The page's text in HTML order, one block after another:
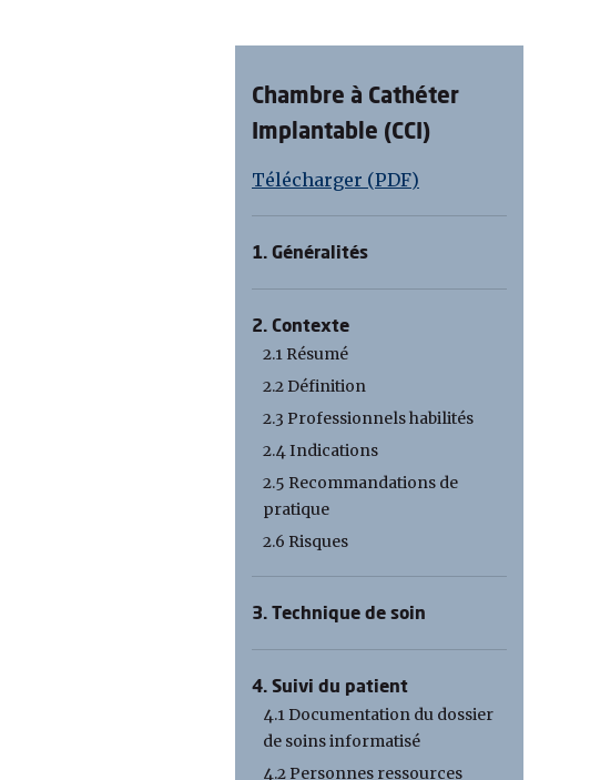
Chambre à Cathéter
Implantable (CCI)
Télécharger (PDF)
1. Généralités
2. Contexte
2.1 Résumé
2.2 Définition
2.3 Professionnels habilités
2.4 Indications
2.5 Recommandations de
pratique
2.6 Risques
3. Technique de soin
4. Suivi du patient
4.1 Documentation du dossier
de soins informatisé
4.2 Personnes ressources